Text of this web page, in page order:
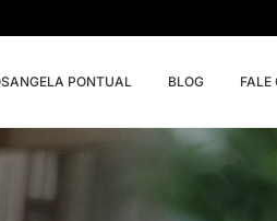
PONTUAL BLOG FALE